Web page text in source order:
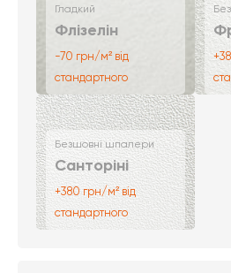
Гладкий
Флізелін
-70 грн/м² від
стандартного
Безшовні шпалери
Санторіні
+380 грн/м² від
стандартного